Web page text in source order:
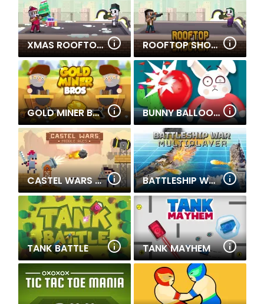
XMAS ROOFTOP BATTLES ROOFTOP SHOOTERS
GOLD MINER BROS BUNNY BALLOONY
CASTEL WARS MIDDLE AGES BATTLESHIP WAR MULTIPLAYER
TANK BATTLE TANK MAYHEM